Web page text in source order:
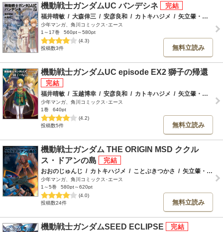
機動戦士ガンダムUC バンデシネ
福井晴敏 / 大森倖三 / 安彦良和 / カトキハジメ / 矢立肇・富野由悠季
少年マンガ、角川コミックス･エース
1～17巻
560pt～580pt
(4.3)
投稿数3件
無料立読み
機動戦士ガンダムUC episode EX2 獅子の帰還
福井晴敏 / 玉越博幸 / 安彦良和 / カトキハジメ / 矢立肇・富野由悠季
少年マンガ、角川コミックス･エース
1巻
640pt
(4.2)
投稿数5件
無料立読み
機動戦士ガンダム THE ORIGIN MSD ククル
ス・ドアンの島
おおのじゅんじ / カトキハジメ / ことぶきつかさ / 矢立肇・富野由悠季
少年マンガ、角川コミックス･エース
1～5巻
580pt～620pt
(4.0)
投稿数24件
無料立読み
機動戦士ガンダムSEED ECLIPSE